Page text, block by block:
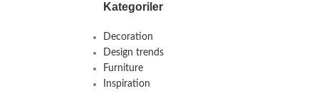
Kategoriler
Decoration
Design trends
Furniture
Inspiration